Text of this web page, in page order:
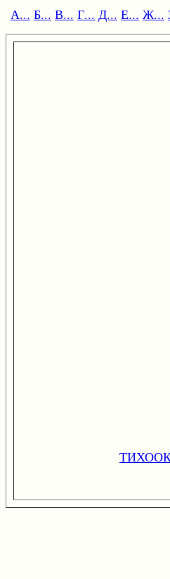
А... Б... В... Г... Д... Е... Ж...